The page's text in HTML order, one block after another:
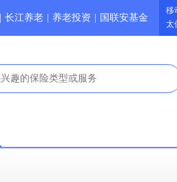
移
太
长江养老 养老投资 国联安基金